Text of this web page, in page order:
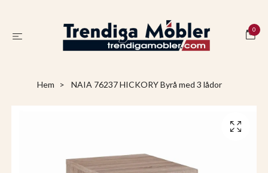
0
Hem NAIA 76237 HICKORY Byrå med 3 lådor